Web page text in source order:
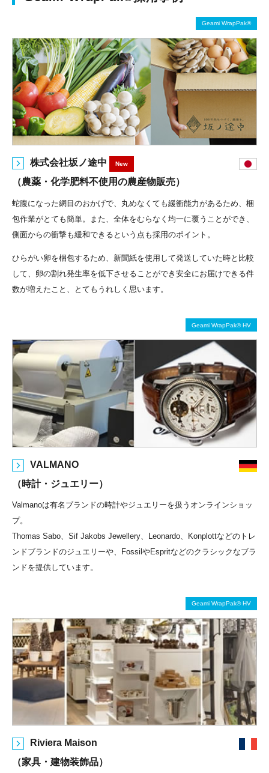
Geami WrapPak®
株式会社坂ノ途中 New
（農薬・化学肥料不使用の農産物販売）
蛇腹になった網目のおかげで、丸めなくても緩衝能力があるため、梱
包作業がとても簡単。また、全体をむらなく均一に覆うことができ、
側面からの衝撃も緩和できるという点も採用のポイント。
ひらがい卵を梱包するため、新聞紙を使用して発送していた時と比較
して、卵の割れ発生率を低下させることができ安全にお届けできる件
数が増えたこと、とてもうれしく思います。
Geami WrapPak® HV
VALMANO
（時計・ジュエリー）
Valmanoは有名ブランドの時計やジュエリーを扱うオンラインショッ
プ。
Thomas Sabo、Sif Jakobs Jewellery、Leonardo、Konplottなどのトレ
ンドブランドのジュエリーや、FossilやEspritなどのクラシックなブラ
ンドを提供しています。
Geami WrapPak® HV
Riviera Maison
（家具・建物装飾品）